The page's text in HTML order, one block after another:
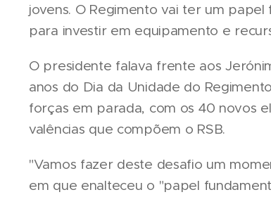
jovens. O Regimento vai ter um
para investir em equipamento e
O presidente falava frente aos
anos do Dia da Unidade do
forças em parada, com os 40 novos
valências que compõem o RSB.
"Vamos fazer deste desafio um
em que enalteceu o "papel